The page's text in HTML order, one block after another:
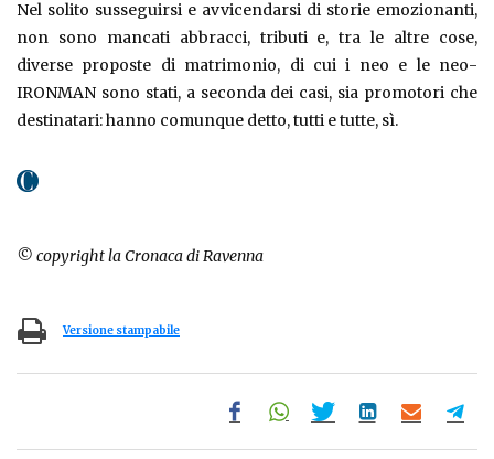
Nel solito susseguirsi e avvicendarsi di storie emozionanti,
non sono mancati abbracci, tributi e, tra le altre cose,
diverse proposte di matrimonio, di cui i neo e le neo-
IRONMAN sono stati, a seconda dei casi, sia promotori che
destinatari: hanno comunque detto, tutti e tutte, sì.
© copyright la Cronaca di Ravenna
Versione stampabile